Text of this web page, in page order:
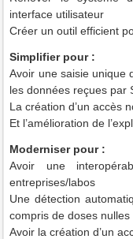
interface utilisateur
Créer un outil efficient
Simplifier pour :
Avoir une saisie unique
les données reçues par
La création d’un accès
Et l’amélioration de
Moderniser pour :
Avoir une
entreprises/labos
Une détection
compris de doses nulles
Avoir la création d’un